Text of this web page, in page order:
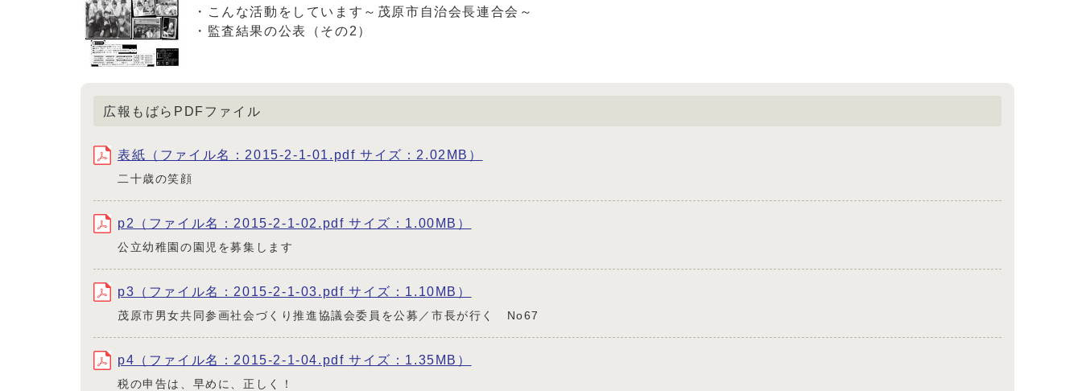
・こんな活動をしています～茂原市自治会長連合会～
・監査結果の公表（その2）
広報もばらPDFファイル
表紙（ファイル名：2015-2-1-01.pdf サイズ：2.02MB）
二十歳の笑顔
p2（ファイル名：2015-2-1-02.pdf サイズ：1.00MB）
公立幼稚園の園児を募集します
p3（ファイル名：2015-2-1-03.pdf サイズ：1.10MB）
茂原市男女共同参画社会づくり推進協議会委員を公募／市長が行く No67
p4（ファイル名：2015-2-1-04.pdf サイズ：1.35MB）
税の申告は、早めに、正しく！